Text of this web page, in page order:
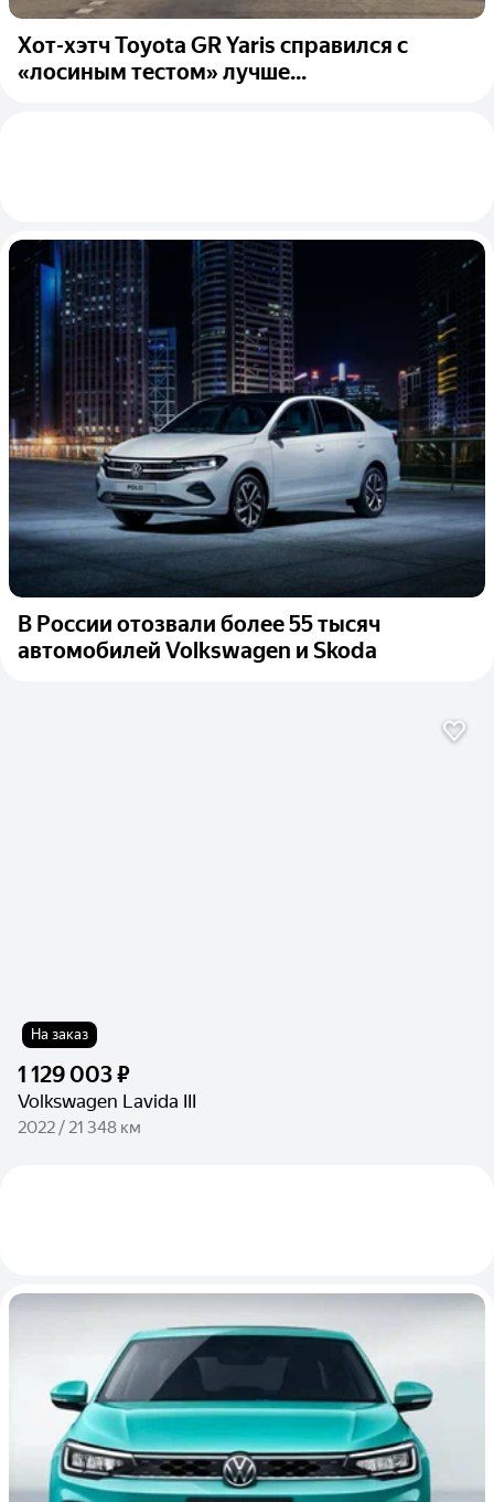
Хот-хэтч Toyota GR Yaris справился с
«лосиным тестом» лучше...
В России отозвали более 55 тысяч
автомобилей Volkswagen и Skoda
На заказ
1 129 003 ₽
Volkswagen Lavida III
2022 / 21 348 км